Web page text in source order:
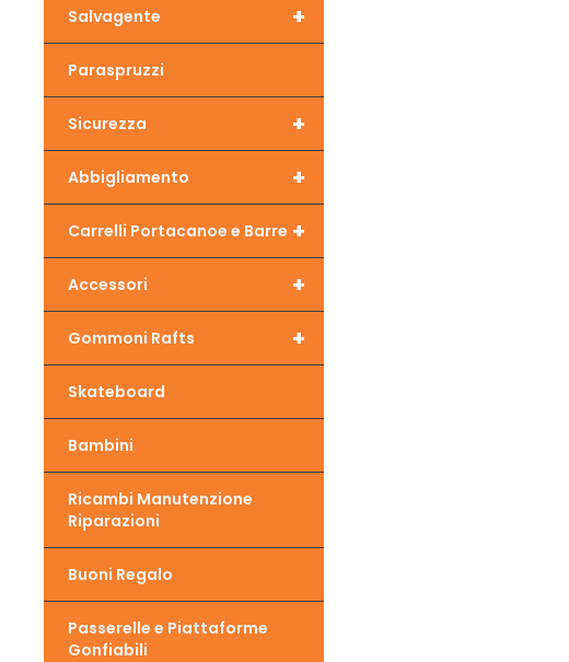
+
Salvagente
Paraspruzzi
+
Sicurezza
+
Abbigliamento
+
Carrelli Portacanoe e Barre
+
Accessori
+
Gommoni Rafts
Skateboard
Bambini
Ricambi Manutenzione
Riparazioni
Buoni Regalo
Passerelle e Piattaforme
Gonfiabili